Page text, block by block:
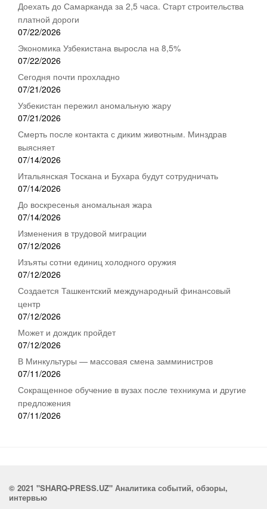
Доехать до Самарканда за 2,5 часа. Старт строительства
платной дороги
07/22/2026
Экономика Узбекистана выросла на 8,5%
07/22/2026
Сегодня почти прохладно
07/21/2026
Узбекистан пережил аномальную жару
07/21/2026
Смерть после контакта с диким животным. Минздрав
выясняет
07/14/2026
Итальянская Тоскана и Бухара будут сотрудничать
07/14/2026
До воскресенья аномальная жара
07/14/2026
Изменения в трудовой миграции
07/12/2026
Изъяты сотни единиц холодного оружия
07/12/2026
Создается Ташкентский международный финансовый
центр
07/12/2026
Может и дождик пройдет
07/12/2026
В Минкультуры — массовая смена замминистров
07/11/2026
Сокращенное обучение в вузах после техникума и другие
предложения
07/11/2026
© 2021 "SHARQ-PRESS.UZ" Аналитика событий, обзоры,
интервью